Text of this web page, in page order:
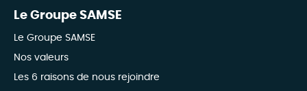
Le Groupe SAMSE
Le Groupe SAMSE
Nos valeurs
Les 6 raisons de nous rejoindre